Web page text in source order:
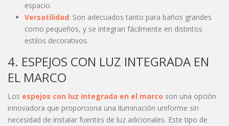
espacio.
Versatilidad: Son adecuados tanto para baños grandes
como pequeños, y se integran fácilmente en distintos
estilos decorativos.
4. ESPEJOS CON LUZ INTEGRADA EN
EL MARCO
Los espejos con luz integrada en el marco son una opción
innovadora que proporciona una iluminación uniforme sin
necesidad de instalar fuentes de luz adicionales. Este tipo de